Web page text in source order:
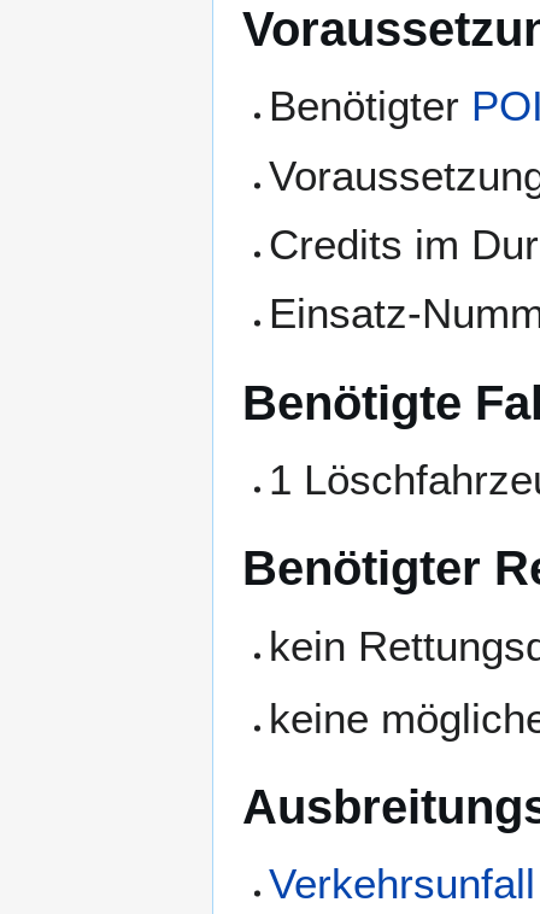
Benötigter
Credits im
Einsatz-
Benötigte
1
Benötigter
kein
keine
Verkehrsunfall